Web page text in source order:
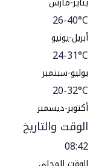
26-40°C
أبريل-يونيو
24-31°C
يوليو-سبتمبر
20-32°C
أكتوبر-ديسمبر
الوقت والتاريخ
08:42